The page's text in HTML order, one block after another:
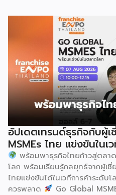
ผ่านชามใส่น้ำที่วางเรียงเอาไว้
อย่างน่าอัศจรรย์ พร้อมรังสรรค์
เป็นท่านางแอ่นบิน พีระมิดมนุษ
ผสานท่วงทำนอง การเคลื่อนไหว
กันอย่างสมบูรณ์แบบนี้เอง ที่หล่
อันเป็นเอกลักษณ์ของศิลปะโบ
ทศวรรษ 1990 เป็นต้นมา กุนซา
ขวางทั้งในและต่างประเทศ […]
Ecosystem (ขับเคลื่อนด้วยเทค
สร้างระบบนิเวศอุตสาหกรรมนม
โลกที่รวบรวมผู้นำจากสมาคมกา
บริหารระดับสูงตลอดห่วงโซ่คุ
ฮูฮอตขึ้นแท่นเมืองหลวงแห่งอุตส
ทางการ ในพิธีเปิดการประชุม ส
เทคโนโลยีการอาหารนานาชาติ
เกียรติคุณและรางวัลที่ระลึก เพื่อ
ตำแหน่ง World Dairy Capital
อุตสาหกรรมนมโลก อย่างเป็นท
ประธานบริหาร IUFoST กล่าวใ
กล่าวถือเป็นสัญญาณแห่งความสำ
ของเมืองฮูฮอตในการยกระดับอุ
ว่า รางวัลอันทรงเกียรตินี้ยังมุ่งห
องค์กรระดับแถวหน้าอย่าง Yili
อัปเดตเทรนด์ธุรกิจกับผู้
MSMEs ไทย แข่งขันในเ
พร้อมพาธุรกิจไทยก้าวสู่ตล
โลก พร้อมเรียนรู้กลยุทธ์จากผู้เ
ไทยแข่งขันได้ในเวทีการค้าระดั
ควรพลาด
Go Global